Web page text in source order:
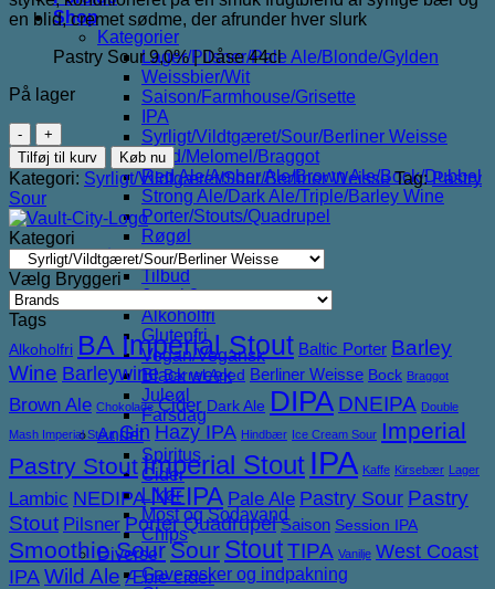
Shop
Kategorier
Lager/Pilsner/Pale Ale/Blonde/Gylden
Weissbier/Wit
Saison/Farmhouse/Grisette
IPA
Syrligt/Vildtgæret/Sour/Berliner Weisse
Mjød/Melomel/Braggot
Red Ale/Amber Ale/Brown Ale/Bock/Dubbel
Strong Ale/Dark Ale/Triple/Barley Wine
Porter/Stouts/Quadrupel
Røgøl
Øl
Tilbud
6pack2go
Alkoholfri
Glutenfri
Vegan/Vegansk
Black week
Juleøl
Farsdag
Andet
Spiritus
Cider
Likør
Most og Sodavand
Chips
Diverse
Gaveæsker og indpakning
en blid, cremet sødme, der afrunder hver slurk
Pastry Sour 9,0% | Dåse 44cl
På lager
Vault
City
Mega
Rødgrød
med
Fløde
antal
Tilføj til kurv Køb nu
Kategori: Syrligt/Vildtgæret/Sour/Berliner Weisse Tag:Pastry
Sour
Kategori
Vælg Bryggeri
Tags
Alkoholfri BA Imperial Stout Baltic Porter Barley
Wine Barleywine Barrel Aged Berliner Weisse Bock Braggot
Brown Ale Chokolade Cider Dark Ale DIPA DNEIPA Double
Mash Imperial Stout Gin Hazy IPA Hindbær Ice Cream Sour Imperial
Pastry StoutImperial Stout IPA Kaffe Kirsebær Lager
Lambic NEDIPANEIPA Pale Ale Pastry Sour Pastry
Stout Pilsner Porter Quadrupel Saison Session IPA
Smoothie SourSour StoutTIPA Vanilje West Coast
IPAWild Ale Æble cider